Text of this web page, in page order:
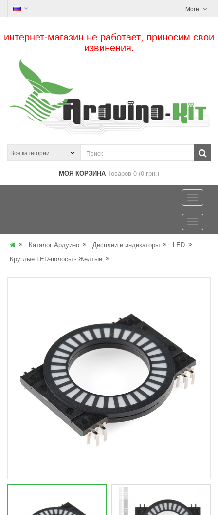
More
интернет-магазин не работает, приносим свои
извинения.
МОЯ КОРЗИНА Товаров 0 (0 грн.)
Каталог Ардуино Дисплеи и индикаторы
LED
Круглые LED-полосы - Желтые